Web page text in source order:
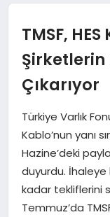
GÜNCEL
YAŞAM
DÜNYA
MAGAZIN
TMSF,
Şirketlerin
Çıkarıyor
Türkiye Varlık
Kablo’nun yanı
Hazine’deki
duyurdu. İhaleye
kadar tekliflerini
Temmuz’da